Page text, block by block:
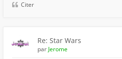
Citer
Re: Star Wars
par Jerome